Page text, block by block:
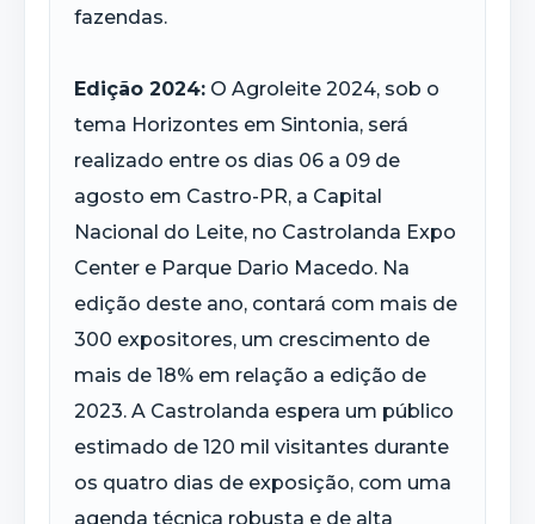
fazendas.
Edição 2024: O Agroleite 2024, sob o
tema Horizontes em Sintonia, será
realizado entre os dias 06 a 09 de
agosto em Castro-PR, a Capital
Nacional do Leite, no Castrolanda Expo
Center e Parque Dario Macedo. Na
edição deste ano, contará com mais de
300 expositores, um crescimento de
mais de 18% em relação a edição de
2023. A Castrolanda espera um público
estimado de 120 mil visitantes durante
os quatro dias de exposição, com uma
agenda técnica robusta e de alta